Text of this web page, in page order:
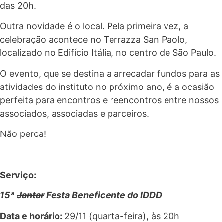
das 20h.
Outra novidade é o local. Pela primeira vez, a
celebração acontece no Terrazza San Paolo,
localizado no Edifício Itália, no centro de São Paulo.
O evento, que se destina a arrecadar fundos para as
atividades do instituto no próximo ano, é a ocasião
perfeita para encontros e reencontros entre nossos
associados, associadas e parceiros.
Não perca!
Serviço:
15ª JantarFesta Beneficente do IDDD
Data e horário: 29/11 (quarta-feira), às 20h